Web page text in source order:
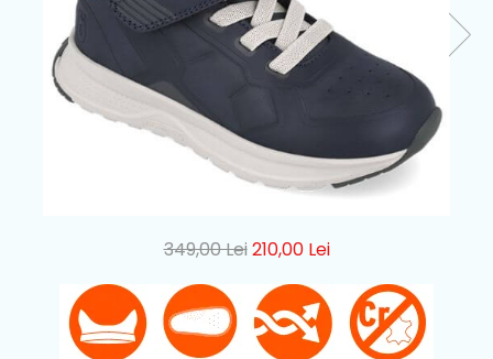
349,00 Lei210,00 Lei